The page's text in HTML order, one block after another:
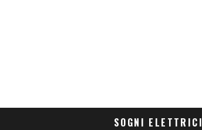
SOGNI ELETTRICI